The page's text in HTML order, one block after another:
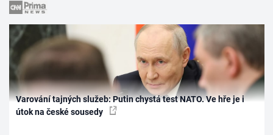
Varování tajných služeb: Putin chystá test NATO. Ve hře je i
útok na české sousedy